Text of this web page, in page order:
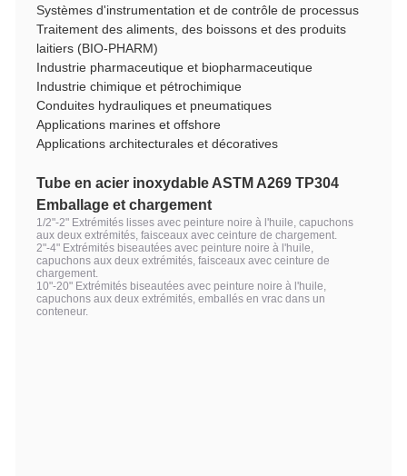
Systèmes d'instrumentation et de contrôle de processus
Traitement des aliments, des boissons et des produits
laitiers (BIO-PHARM)
Industrie pharmaceutique et biopharmaceutique
Industrie chimique et pétrochimique
Conduites hydrauliques et pneumatiques
Applications marines et offshore
Applications architecturales et décoratives
Tube en acier inoxydable ASTM A269 TP304
Emballage et chargement
1/2"-2" Extrémités lisses avec peinture noire à l'huile, capuchons
aux deux extrémités, faisceaux avec ceinture de chargement.
2"-4" Extrémités biseautées avec peinture noire à l'huile,
capuchons aux deux extrémités, faisceaux avec ceinture de
chargement.
10"-20" Extrémités biseautées avec peinture noire à l'huile,
capuchons aux deux extrémités, emballés en vrac dans un
conteneur.